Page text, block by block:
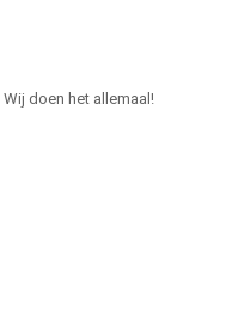
doen het allemaal!